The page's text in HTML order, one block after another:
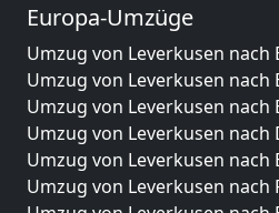
Europa-Umzüge
Umzug von Leverkusen nach
Umzug von Leverkusen nach
Umzug von Leverkusen nach
Umzug von Leverkusen nach
Umzug von Leverkusen nach
Umzug von Leverkusen nach